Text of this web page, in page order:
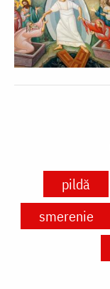
pildă
smerenie